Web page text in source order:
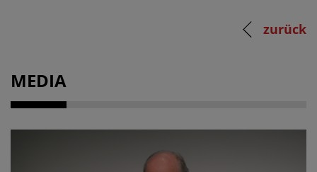
zurück
MEDIA